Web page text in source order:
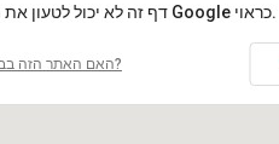
‏דף זה לא יכול לטעון את מפות Google כראוי.
האם האתר הזה בבעלותך?